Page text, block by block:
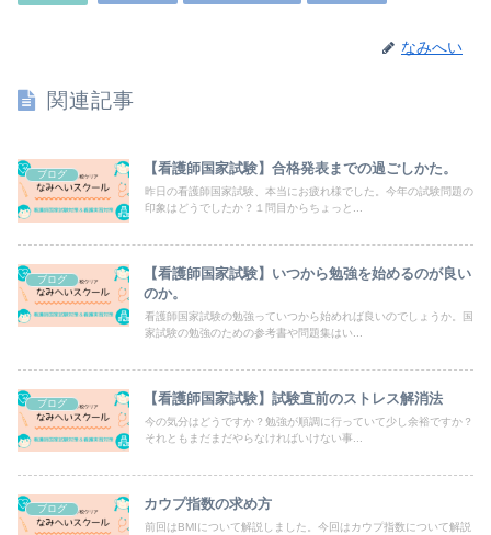
なみへい
関連記事
ブログ 【看護師国家試験】合格発表までの過ごしかた。
昨日の看護師国家試験、本当にお疲れ様でした。今年の試験問題の
印象はどうでしたか？１問目からちょっと...
ブログ
【看護師国家試験】いつから勉強を始めるのが良い
のか。
看護師国家試験の勉強っていつから始めれば良いのでしょうか。国
家試験の勉強のための参考書や問題集はい...
ブログ 【看護師国家試験】試験直前のストレス解消法
今の気分はどうですか？勉強が順調に行っていて少し余裕ですか？
それともまだまだやらなければいけない事...
ブログ カウプ指数の求め方
前回はBMIについて解説しました。今回はカウプ指数について解説